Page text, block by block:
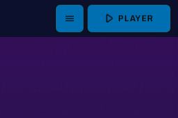
menu play_arrow PLAYER